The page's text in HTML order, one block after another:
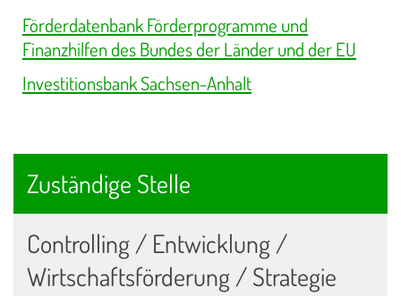
Förderdatenbank Förderprogramme und
Finanzhilfen des Bundes der Länder und der EU
Investitionsbank Sachsen-Anhalt
Zuständige Stelle
Controlling / Entwicklung /
Wirtschaftsförderung / Strategie